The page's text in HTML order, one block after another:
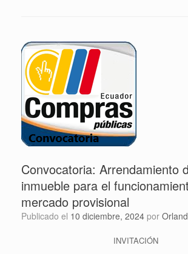
Convocatoria: Arrendamiento
inmueble para el
mercado provisional
Publicado el 10 diciembre, 2024 por
INVITACIÓN